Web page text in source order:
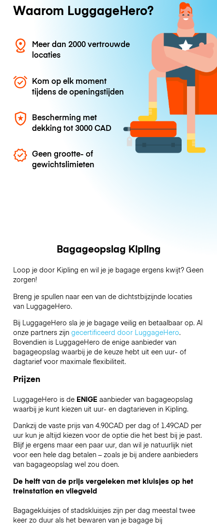
Waarom LuggageHero?
Meer dan 2000 vertrouwde
locaties
Kom op elk moment
tijdens de openingstijden
Bescherming met
dekking tot3000 CAD
Geen grootte- of
gewichtslimieten
Bagageopslag Kipling
Loop je door Kipling en wil je je bagage ergens kwijt? Geen
zorgen!
Breng je spullen naar een van de dichtstbijzijnde locaties
van LuggageHero.
Bij LuggageHero sla je je bagage veilig en betaalbaar op. Al
onze partners zijn gecertificeerd door LuggageHero.
Bovendien is LuggageHero de enige aanbieder van
bagageopslag waarbij je de keuze hebt uit een uur- of
dagtarief voor maximale flexibiliteit.
Prijzen
LuggageHero is de ENIGEaanbieder van bagageopslag
waarbij je kunt kiezen uit uur- en dagtarieven in Kipling.
Dankzij de vaste prijs van 4.90CAD per dag of 1.49CAD per
uur kun je altijd kiezen voor de optie die het best bij je past.
Blijf je ergens maar een paar uur, dan wil je natuurlijk niet
voor een hele dag betalen – zoals je bij andere aanbieders
van bagageopslag wel zou doen.
De helft van de prijs vergeleken met kluisjes op het
treinstation en vliegveld
Bagagekluisjes of stadskluisjes zijn per dag meestal twee
keer zo duur als het bewaren van je bagage bij